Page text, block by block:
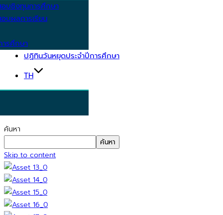
บชิงทุนการศึกษา
บผลการเรียน
รศึกษา
ปฏิทินวันหยุดประจำปีการศึกษา
TH
ค้นหา
ค้นหา
Skip to content